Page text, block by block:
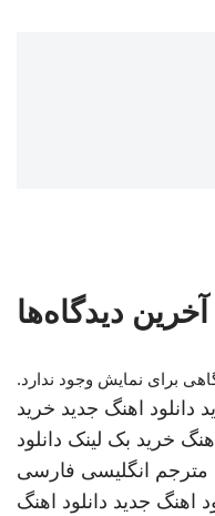
آخرین دیدگاه‌ها
برای نمایش وجود ندارد.
دانلود اهنگ جدید خرید
خرید بک لینک دانلود
مترجم انگلیسی فارسی
اهنگ جدید دانلود اهنگ